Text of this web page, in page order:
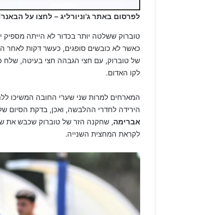
לפרסום באתר ג'וניורליג – לחצו על
טוברוק ששלטה יותר בכדור לא הייתה מספיק
כאשר לא כובשים סופגים, כעשר דקות לאחר
לקו האדום.
המארחים למרות שני שערי החובה המשיכו
הירידה לחדרי ההלבשה, ואכן, בדקת
אברימה
לקראת המחצית השנייה.